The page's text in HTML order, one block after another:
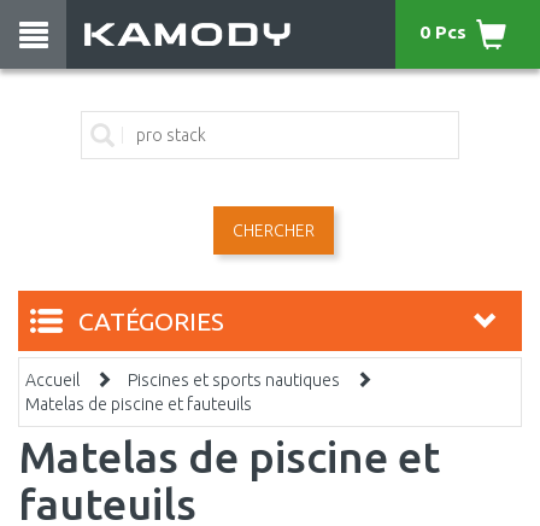
CHERCHER
0 Pcs
CATÉGORIES
Accueil
Piscines et sports nautiques
Matelas de piscine et fauteuils
Matelas de piscine et
fauteuils